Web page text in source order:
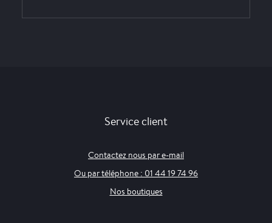
Service client
Contactez nous par e-mail
Ou par téléphone : 01 44 19 74 96
Nos boutiques